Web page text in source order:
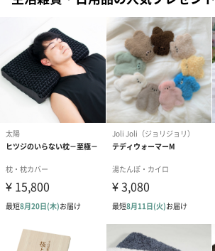
商品オプション情報
紙袋
お渡し用の紙袋です。
商品に合わせたサイズをお届けします。
あり（280円）